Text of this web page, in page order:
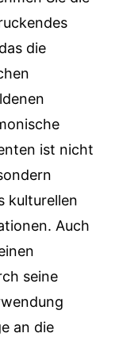
die
ist nicht
kulturellen
Auch
seine
an die